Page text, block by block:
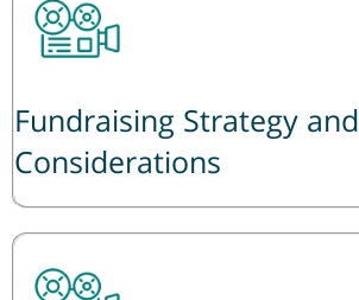
Fundraising Strategy and
Considerations